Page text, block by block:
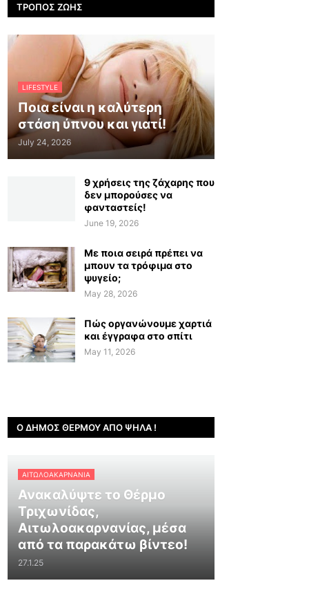
ΤΡΌΠΟΣ ΖΩΉΣ
LIFESTYLE
Ποια είναι η καλύτερη
στάση ύπνου και γιατί!
July 24, 2026
9 χρήσεις της ζάχαρης που
δεν μπορούσες να
φανταστείς!
June 19, 2026
Με ποια σειρά πρέπει να
μπουν τα τρόφιμα στο
ψυγείο;
May 28, 2026
Πώς οργανώνουμε χαρτιά
και έγγραφα στο σπίτι
May 11, 2026
Ο ΔΉΜΟΣ ΘΈΡΜΟΥ ΑΠΌ ΨΗΛΆ !
ΑΙΤΩΛΟΑΚΑΡΝΑΝΊΑ
Ανακαλύψτε το Θέρμο
Τριχωνίδας,
Αιτωλοακαρνανίας, μέσα
από τα παρακάτω βίντεο!
27.1.25